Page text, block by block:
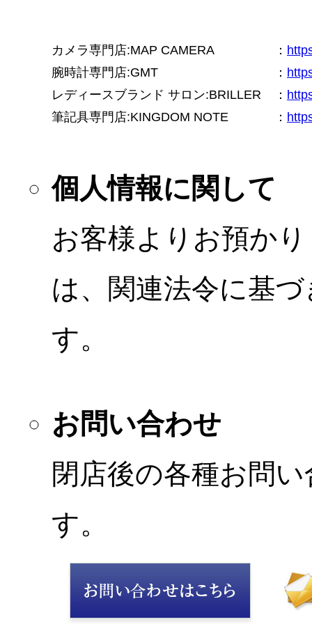
カメラ専門店:MAP CAMERA ：
腕時計専門店:GMT
：
レディースブランド サロン:BRILLER
：
筆記具専門店:KINGDOM NOTE
：
個人情報に関して
お客様よりお預か
は、関連法令に基
す。
お問い合わせ
閉店後の各種お問
す。